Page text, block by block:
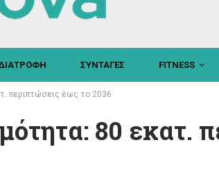
ΣΥΝΤΑΓΕΣ FITNESS
περιπτώσεις έως το 2036
80 εκατ.